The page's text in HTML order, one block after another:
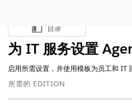
显示目录
目录
为 IT 服务设置
启用所需设置，并使用模板为员工和 IT
所需的 EDITION